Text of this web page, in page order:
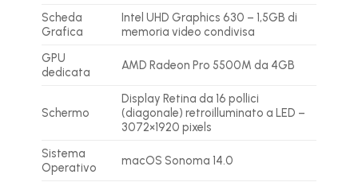
Scheda
Grafica
Intel UHD Graphics 630 – 1,5GB di
memoria video condivisa
GPU
dedicata
AMD Radeon Pro 5500M da 4GB
Schermo
Display Retina da 16 pollici
(diagonale) retroilluminato a LED –
3072×1920 pixels
Sistema
Operativo
macOS Sonoma 14.0